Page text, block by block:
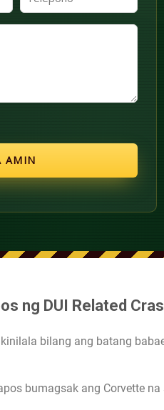
(Kinakailangan)
ng DUI Related
bilang ang batang
bumagsak ang Corvette